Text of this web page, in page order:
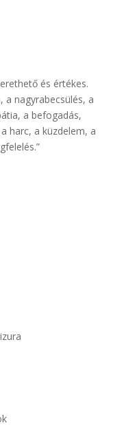
és értékes.
a nagyrabecsülés, a
a befogadás,
harc, a küzdelem, a